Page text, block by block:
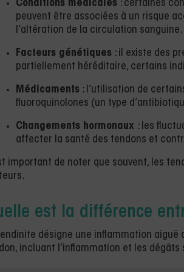
Conditions médicales : certaines
peuvent être associées à un risque
l’altération de la circulation sanguine.
Facteurs génétiques : il existe des
partiellement héréditaire, certains
Médicaments : l’utilisation de
fluoroquinolones (un type
Changements hormonaux : les
affecter la santé des tendons et
important de noter que souvent, les
est la différence
désigne une inflammation aiguë
incluant l’inflammation et les